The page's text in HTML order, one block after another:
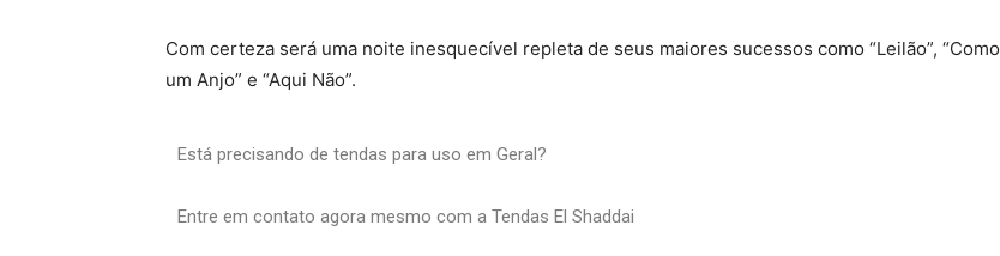
Com certeza será uma noite inesquecível repleta de seus maiores sucessos como “Leilão”, “Como
um Anjo” e “Aqui Não”.
Está precisando de tendas para uso em Geral?
Entre em contato agora mesmo com a Tendas El Shaddai